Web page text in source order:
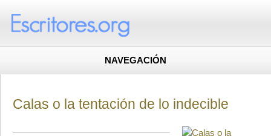
NAVEGACIÓN
Calas o la tentación de lo indecible